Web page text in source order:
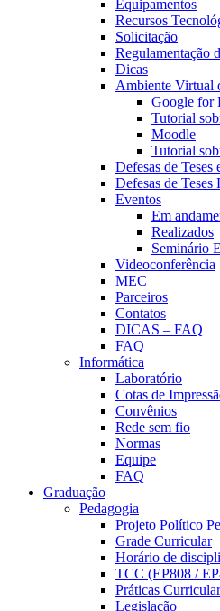
Equipamentos
Recursos
Solicitação
Regulamentação
Dicas
Ambiente Virtual
Google for
Tutorial
Moodle
Tutorial
Defesas de Teses
Defesas de Teses
Eventos
Em
Realizados
Seminário
Videoconferência
MEC
Parceiros
Contatos
DICAS – FAQ
FAQ
Informática
Laboratório
Cotas de
Convênios
Rede sem fio
Normas
Equipe
FAQ
Graduação
Pedagogia
Projeto Político
Grade Curricular
Horário de
TCC (EP808 /
Práticas
Legislação